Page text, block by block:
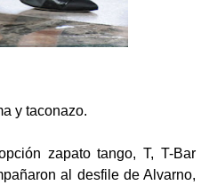
y taconazo.
zapato tango, T, T-Bar
al desfile de Alvarno,